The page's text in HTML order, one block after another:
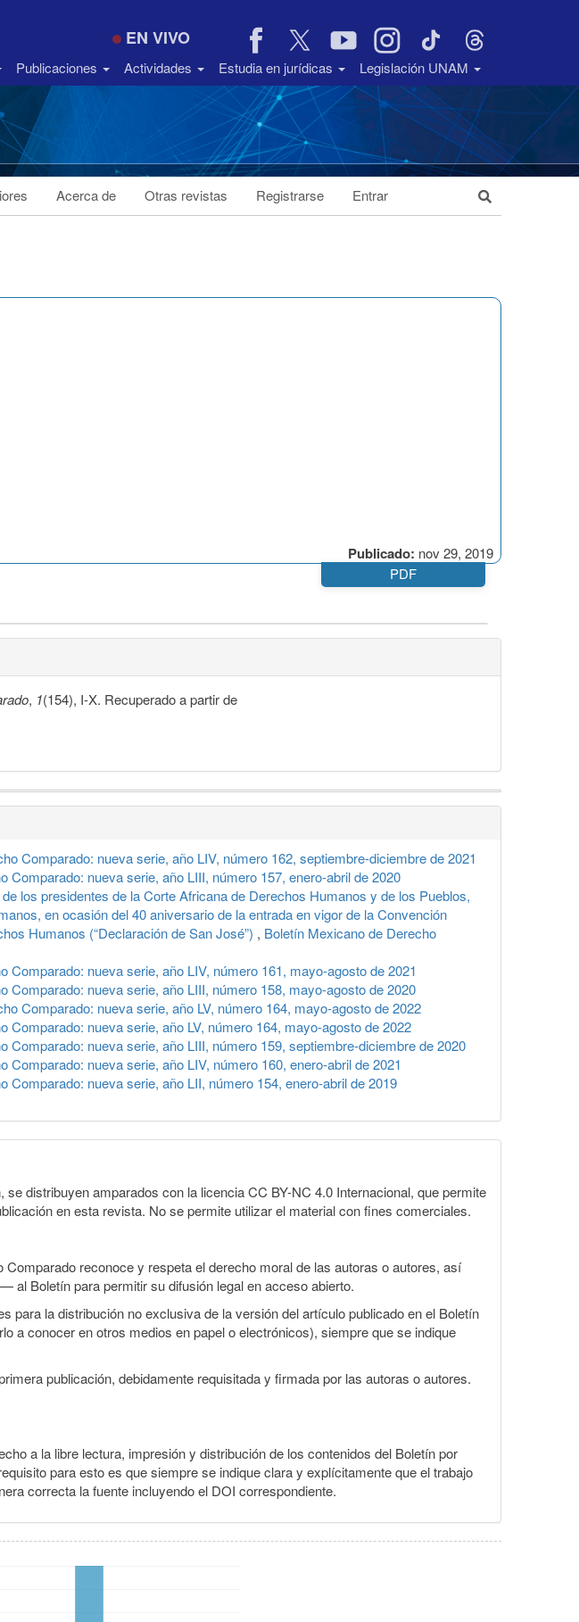
EN VIVO
Publicaciones Actividades Estudia en jurídicas Legislación UNAM
Acerca de Otras revistas Registrarse Entrar
Publicado: nov 29, 2019
PDF
, 1(154), I-X. Recuperado a partir de
Comparado: nueva serie, año LIV, número 162, septiembre-diciembre de 2021
Comparado: nueva serie, año LIII, número 157, enero-abril de 2020
los presidentes de la Corte Africana de Derechos Humanos y de los Pueblos,
en ocasión del 40 aniversario de la entrada en vigor de la Convención
Humanos (“Declaración de San José”) , Boletín Mexicano de Derecho
Comparado: nueva serie, año LIV, número 161, mayo-agosto de 2021
Comparado: nueva serie, año LIII, número 158, mayo-agosto de 2020
Comparado: nueva serie, año LV, número 164, mayo-agosto de 2022
Comparado: nueva serie, año LV, número 164, mayo-agosto de 2022
Comparado: nueva serie, año LIII, número 159, septiembre-diciembre de 2020
Comparado: nueva serie, año LIV, número 160, enero-abril de 2021
Comparado: nueva serie, año LII, número 154, enero-abril de 2019
distribuyen amparados con la licencia CC BY-NC 4.0 Internacional, que permite
en esta revista. No se permite utilizar el material con fines comerciales.
reconoce y respeta el derecho moral de las autoras o autores, así
Boletín para permitir su difusión legal en acceso abierto.
para la distribución no exclusiva de la versión del artículo publicado en el Boletín
a conocer en otros medios en papel o electrónicos), siempre que se indique
publicación, debidamente requisitada y firmada por las autoras o autores.
a la libre lectura, impresión y distribución de los contenidos del Boletín por
para esto es que siempre se indique clara y explícitamente que el trabajo
correcta la fuente incluyendo el DOI correspondiente.